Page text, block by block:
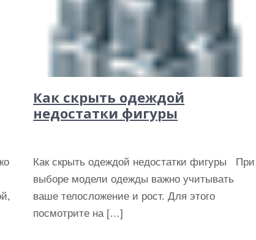
Как скрыть одеждой
недостатки фигуры
Как скрыть одеждой недостатки фигуры При
выборе модели одежды важно учитывать
ваше телосложение и рост. Для этого
посмотрите на […]